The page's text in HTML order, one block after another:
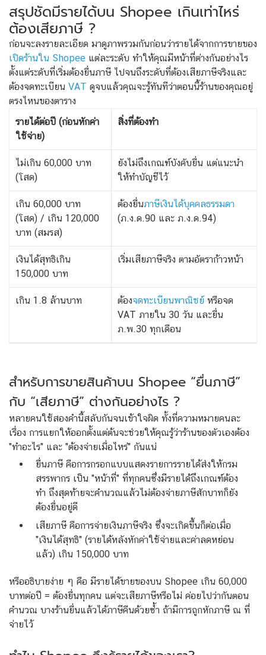
สรุปชัดมีรายได้บน Shopee เกินเท่าไหร่
ต้องเสียภาษี ?
ก่อนจะลงรายละเอียด มาดูภาพรวมกันก่อนว่ารายได้จากการขายของ
เปิดร้านใน Shopee แต่ละระดับ ทำให้คุณมีหน้าที่ต่างกันอย่างไร
ตั้งแต่ระดับที่เริ่มต้องยื่นภาษี ไปจนถึงระดับที่ต้องเสียภาษีจริงและ
ต้องจดทะเบียน VAT ดูจบแล้วคุณจะรู้ทันทีว่าตอนนี้ร้านของคุณอยู่
ตรงไหนของตาราง
รายได้ต่อปี (ก่อนหักค่า
ใช้จ่าย)
สิ่งที่ต้องทำ
ไม่เกิน 60,000 บาท
(โสด)
ยังไม่ถึงเกณฑ์บังคับยื่น แต่แนะนำ
ให้ทำบัญชีไว้
เกิน 60,000 บาท
(โสด) / เกิน 120,000
บาท (สมรส)
ต้องยื่นภาษีเงินได้บุคคลธรรมดา
(ภ.ง.ด.90 และ ภ.ง.ด.94)
เงินได้สุทธิเกิน
150,000 บาท
เริ่มเสียภาษีจริง ตามอัตราก้าวหน้า
เกิน 1.8 ล้านบาท ต้องจดทะเบียนพาณิชย์ หรือจด
VAT ภายใน 30 วัน และยื่น
ภ.พ.30 ทุกเดือน
สำหรับการขายสินค้าบน Shopee “ยื่นภาษี”
กับ “เสียภาษี” ต่างกันอย่างไร ?
หลายคนใช้สองคำนี้สลับกันจนเข้าใจผิด ทั้งที่ความหมายคนละ
เรื่อง การแยกให้ออกตั้งแต่ต้นจะช่วยให้คุณรู้ว่าร้านของตัวเองต้อง
"ทำอะไร" และ "ต้องจ่ายเมื่อไหร่" กันแน่
ยื่นภาษี คือการกรอกแบบแสดงรายการรายได้ส่งให้กรม
สรรพากร เป็น "หน้าที่" ที่ทุกคนซึ่งมีรายได้ถึงเกณฑ์ต้อง
ทำ ถึงสุดท้ายจะคำนวณแล้วไม่ต้องจ่ายภาษีสักบาทก็ยัง
ต้องยื่นอยู่ดี
เสียภาษี คือการจ่ายเงินภาษีจริง ซึ่งจะเกิดขึ้นก็ต่อเมื่อ
"เงินได้สุทธิ" (รายได้หลังหักค่าใช้จ่ายและค่าลดหย่อน
แล้ว) เกิน 150,000 บาท
หรืออธิบายง่าย ๆ คือ มีรายได้ขายของบน Shopee เกิน 60,000
บาทต่อปี = ต้องยื่นทุกคน แต่จะเสียภาษีหรือไม่ ค่อยไปว่ากันตอน
คำนวณ บางร้านยื่นแล้วได้ภาษีคืนด้วยซ้ำ ถ้ามีการถูกหักภาษี ณ ที่
จ่ายไว้